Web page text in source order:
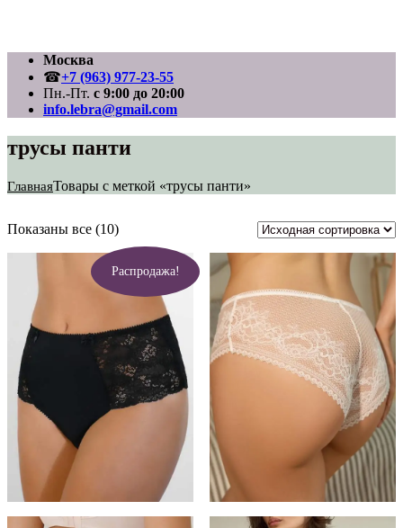
Перейти
содержимому
Москва
☎+7 (963) 977-23-55
Пн.-Пт. с 9:00 до 20:00
info.lebra@gmail.com
трусы панти
ГлавнаяТовары с меткой «трусы панти»
Показаны все (10)
Распродажа!